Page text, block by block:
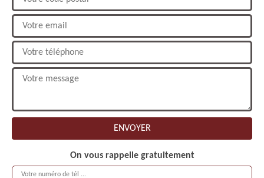
On vous rappelle gratuitement